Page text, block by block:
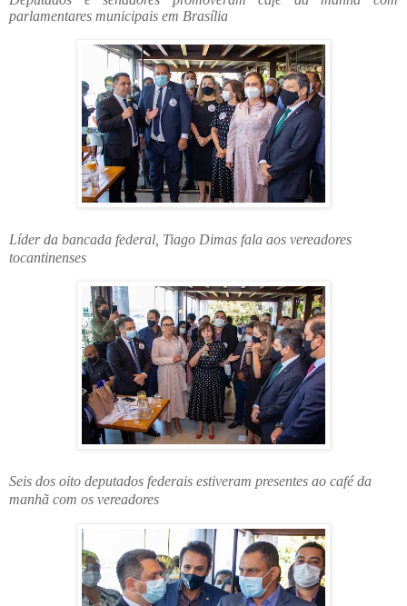
parlamentares municipais em Brasília
Líder da bancada federal, Tiago Dimas fala aos vereadores
tocantinenses
Seis dos oito deputados federais estiveram presentes ao café da
manhã com os vereadores